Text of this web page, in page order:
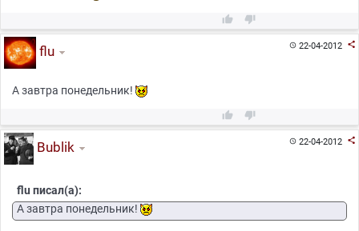
 
22-04-2012 
flu
А завтра понедельник!
 
22-04-2012 
Bublik
flu писал(а):
А завтра понедельник!